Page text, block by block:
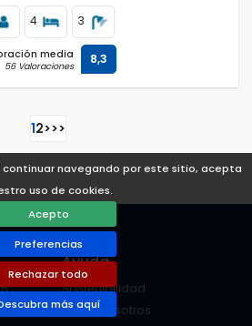
continuar navegando por este sitio, acepta
uso de cookies.
Acepto
Preferencias
Rechazar todo
más aquí
4 3
media
56 Valoraciones 8,3
12>>>
Ayuda
Sostenibilidad
Sobre nosotros